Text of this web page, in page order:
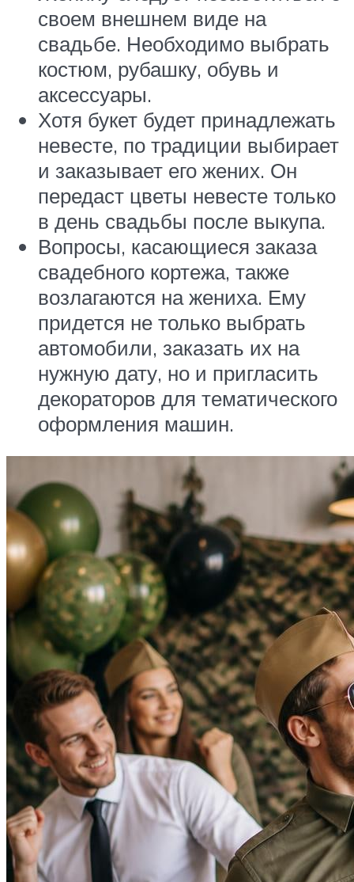
своем внешнем виде на
свадьбе. Необходимо выбрать
костюм, рубашку, обувь и
аксессуары.
Хотя букет будет принадлежать
невесте, по традиции выбирает
и заказывает его жених. Он
передаст цветы невесте только
в день свадьбы после выкупа.
Вопросы, касающиеся заказа
свадебного кортежа, также
возлагаются на жениха. Ему
придется не только выбрать
автомобили, заказать их на
нужную дату, но и пригласить
декораторов для тематического
оформления машин.